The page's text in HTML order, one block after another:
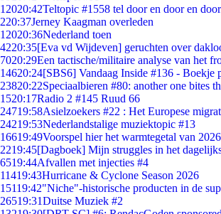
12020:42Teltopic #1558 tel door en door en
220:37Jerney Kaagman overleden
12020:36Nederland toen
4220:35[Eva vd Wijdeven] geruchten over
7020:29Een tactische/militaire analyse van het
14620:24[SBS6] Vandaag Inside #136 - Boekje
23820:22Speciaalbieren #80: another one bites
1520:17Radio 2 #145 Ruud 66
24719:58Asielzoekers #22 : Het Europese
24219:53Nederlandstalige muziektopic #13
16619:49Voorspel hier het warmtegetal van 2026
2219:45[Dagboek] Mijn struggles in het
6519:44Afvallen met injecties #4
11419:43Hurricane & Cyclone Season 2026
15119:42"Niche"-historische producten in de
26519:31Duitse Muziek #2